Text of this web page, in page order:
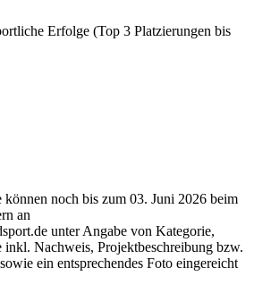
Erfolge (Top 3 Platzierungen bis
noch bis zum 03. Juni 2026 beim
an
unter Angabe von Kategorie,
Nachweis, Projektbeschreibung bzw.
ein entsprechendes Foto eingereicht